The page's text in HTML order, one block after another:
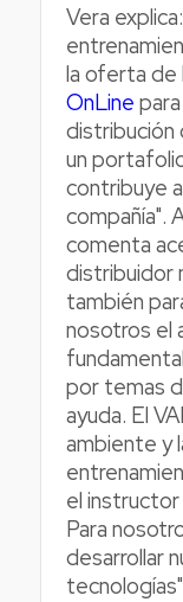
Vera
la oferta
OnLine
distribución
un
contribuye
compañía".
comenta
distribuidor
también
nosotros el
por temas
ayuda. El
ambiente y
el
Para
desarrollar